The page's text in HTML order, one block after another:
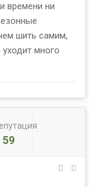
времени ни
шить самим,
уходит много
59